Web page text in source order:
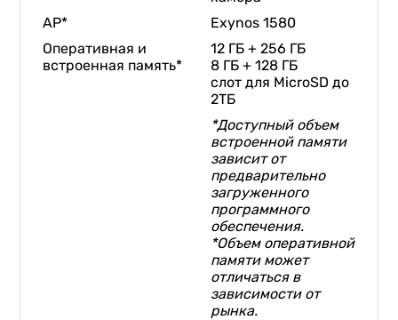
AP*
Exynos 1580​
Оперативная и
встроенная память*
12 ГБ + 256 ГБ
8 ГБ + 128 ГБ
слот для MicroSD до
2ТБ
*Доступный объем
встроенной памяти
зависит от
предварительно
загруженного
программного
обеспечения.
*Объем оперативной
памяти может
отличаться в
зависимости от
рынка.